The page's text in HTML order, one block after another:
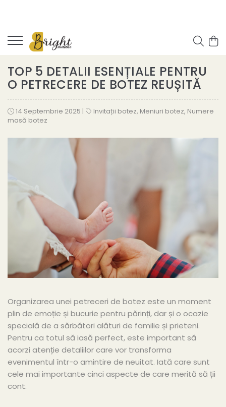
TOP 5 DETALII ESENȚIALE PENTRU
O PETRECERE DE BOTEZ REUȘITĂ
14 Septembrie 2025 | Invitații botez, Meniuri botez, Numere
masă botez
Organizarea unei petreceri de botez este un moment
plin de emoție și bucurie pentru părinți, dar și o ocazie
specială de a sărbători alături de familie și prieteni.
Pentru ca totul să iasă perfect, este important să
acorzi atenție detaliilor care vor transforma
evenimentul într-o amintire de neuitat. Iată care sunt
cele mai importante cinci aspecte de care merită să ții
cont.